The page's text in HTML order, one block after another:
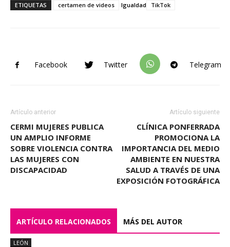
ETIQUETAS
certamen de videos Igualdad TikTok
Facebook Twitter Telegram
Artículo anterior
CERMI MUJERES PUBLICA
UN AMPLIO INFORME
SOBRE VIOLENCIA CONTRA
LAS MUJERES CON
DISCAPACIDAD
Artículo siguiente
CLÍNICA PONFERRADA
PROMOCIONA LA
IMPORTANCIA DEL MEDIO
AMBIENTE EN NUESTRA
SALUD A TRAVÉS DE UNA
EXPOSICIÓN FOTOGRÁFICA
ARTÍCULO RELACIONADOS MÁS DEL AUTOR
LEÓN